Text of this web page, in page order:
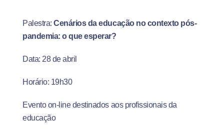
Palestra:Cenários da educação no contexto pós-
pandemia: o que esperar?
Data: 28 de abril
Horário: 19h30
Evento on-line destinados aos profissionais da
educação